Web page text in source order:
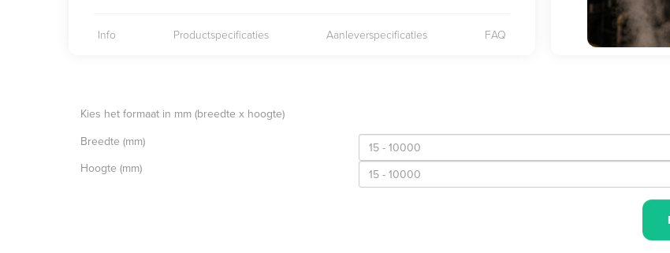
Info Productspecificaties Aanleverspecificaties FAQ
Kies het formaat in mm (breedte x hoogte)
Breedte (mm)
Hoogte (mm)